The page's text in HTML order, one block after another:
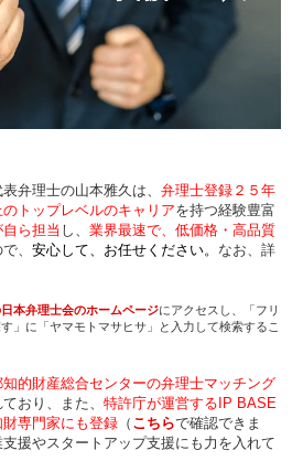
弁理士の山本雅久は、 弁理士登録２５年
トップレベルのキャリアを持つ経験豊富
ら担当 し、 業界最速で、低価格・高品質
、 安心して、お任せください。 なお、詳
本弁理士会のホームページにアクセスし、「フリ
」に「ヤマモトマサヒサ」と入力して検索するこ
知的財産総合センターの弁理士マッチング
おり、また、 特許庁が運営するIP BASE
専門家にも登録 （ こちらで確認できま
援やスタートアップ支援にも力を入れて